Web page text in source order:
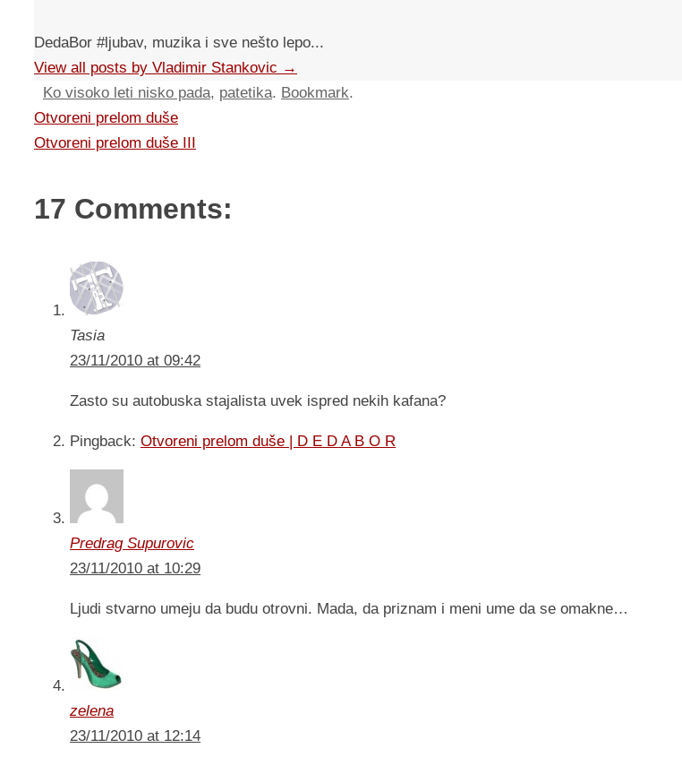
DedaBor #ljubav, muzika i sve nešto lepo...
View all posts by Vladimir Stankovic →
Ko visoko leti nisko pada, patetika. Bookmark.
Otvoreni prelom duše
Otvoreni prelom duše III
17 Comments:
Tasia
23/11/2010 at 09:42
Zasto su autobuska stajalista uvek ispred nekih kafana?
Pingback: Otvoreni prelom duše | D E D A B O R
Predrag Supurovic
23/11/2010 at 10:29
Ljudi stvarno umeju da budu otrovni. Mada, da priznam i meni ume da se omakne…
zelena
23/11/2010 at 12:14